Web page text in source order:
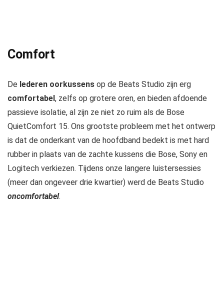
Comfort
De lederen oorkussens op de Beats Studio zijn erg
comfortabel, zelfs op grotere oren, en bieden afdoende
passieve isolatie, al zijn ze niet zo ruim als de Bose
QuietComfort 15. Ons grootste probleem met het ontwerp
is dat de onderkant van de hoofdband bedekt is met hard
rubber in plaats van de zachte kussens die Bose, Sony en
Logitech verkiezen. Tijdens onze langere luistersessies
(meer dan ongeveer drie kwartier) werd de Beats Studio
oncomfortabel.